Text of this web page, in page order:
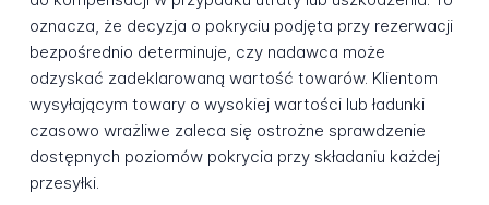
oznacza, że decyzja o pokryciu podjęta przy rezerwacji
bezpośrednio determinuje, czy nadawca może
odzyskać zadeklarowaną wartość towarów. Klientom
wysyłającym towary o wysokiej wartości lub ładunki
czasowo wrażliwe zaleca się ostrożne sprawdzenie
dostępnych poziomów pokrycia przy składaniu każdej
przesyłki.